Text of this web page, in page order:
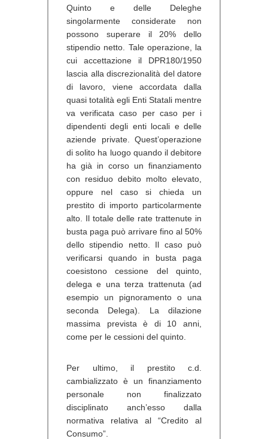
Quinto e delle Deleghe
singolarmente considerate non
possono superare il 20% dello
stipendio netto. Tale operazione, la
cui accettazione il DPR180/1950
lascia alla discrezionalità del datore
di lavoro, viene accordata dalla
quasi totalità egli Enti Statali mentre
va verificata caso per caso per i
dipendenti degli enti locali e delle
aziende private. Quest’operazione
di solito ha luogo quando il debitore
ha già in corso un finanziamento
con residuo debito molto elevato,
oppure nel caso si chieda un
prestito di importo particolarmente
alto. Il totale delle rate trattenute in
busta paga può arrivare fino al 50%
dello stipendio netto. Il caso può
verificarsi quando in busta paga
coesistono cessione del quinto,
delega e una terza trattenuta (ad
esempio un pignoramento o una
seconda Delega). La dilazione
massima prevista è di 10 anni,
come per le cessioni del quinto.
Per ultimo, il prestito c.d.
cambializzato è un finanziamento
personale non finalizzato
disciplinato anch’esso dalla
normativa relativa al “Credito al
Consumo”.